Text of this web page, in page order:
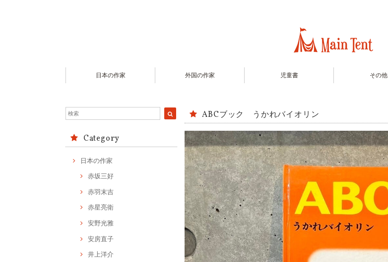
日本の作家 外国の作家 児童書 その他
Category
日本の作家
赤坂三好
赤羽末吉
赤星亮衛
安野光雅
安房直子
井上洋介
ABCブック うかれバイオリン